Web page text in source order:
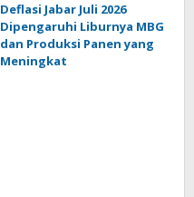
Deflasi Jabar Juli 2026
Dipengaruhi Liburnya MBG
dan Produksi Panen yang
Meningkat